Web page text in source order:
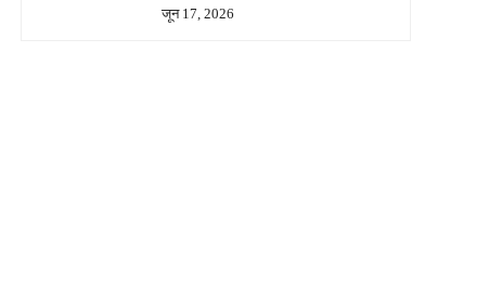
जून 17, 2026